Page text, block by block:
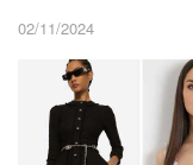
02/11/2024